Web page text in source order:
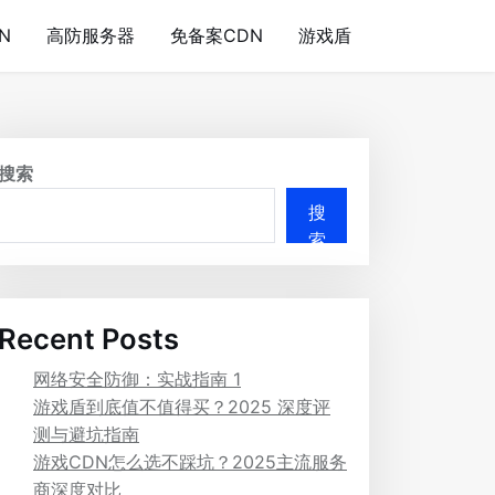
高防服务器 免备案CDN 游戏盾
索
搜
索
Posts
网络安全防御：实战指南 1
游戏盾到底值不值得买？2025 深度评
测与避坑指南
游戏CDN怎么选不踩坑？2025主流服务
商深度对比